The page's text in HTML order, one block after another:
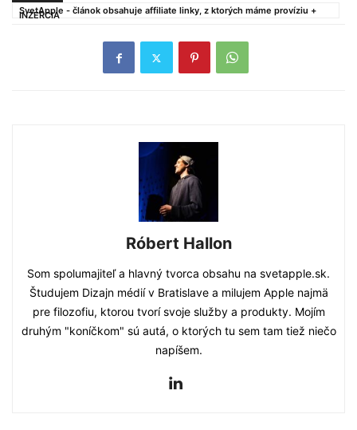
SvetApple - článok obsahuje affiliate linky, z ktorých máme províziu +
INZERCIA
Róbert Hallon
Som spolumajiteľ a hlavný tvorca obsahu na svetapple.sk.
Študujem Dizajn médií v Bratislave a milujem Apple najmä
pre filozofiu, ktorou tvorí svoje služby a produkty. Mojím
druhým "koníčkom" sú autá, o ktorých tu sem tam tiež niečo
napíšem.